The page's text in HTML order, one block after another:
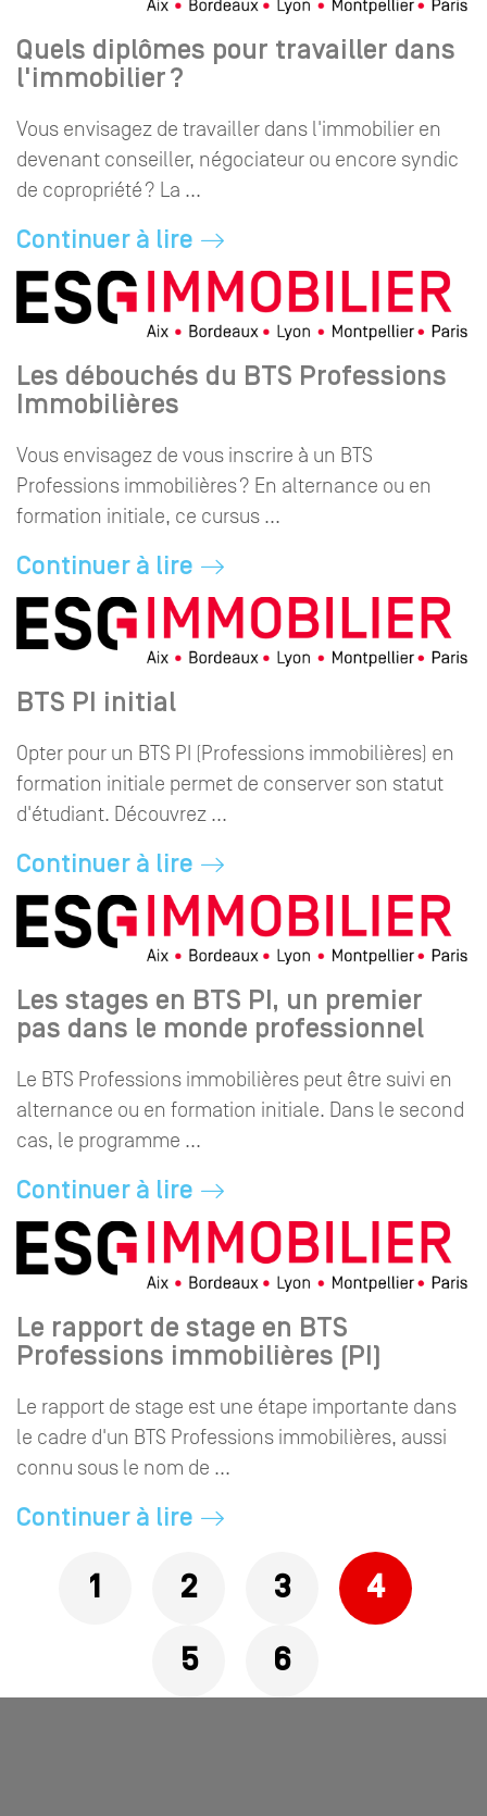
Quels diplômes pour travailler dans
l'immobilier ?
Vous envisagez de travailler dans l'immobilier en
devenant conseiller, négociateur ou encore syndic
de copropriété ? La ...
Continuer à lire
Les débouchés du BTS Professions
Immobilières
Vous envisagez de vous inscrire à un BTS
Professions immobilières ? En alternance ou en
formation initiale, ce cursus ...
Continuer à lire
BTS PI initial
Opter pour un BTS PI (Professions immobilières) en
formation initiale permet de conserver son statut
d'étudiant. Découvrez ...
Continuer à lire
Les stages en BTS PI, un premier
pas dans le monde professionnel
Le BTS Professions immobilières peut être suivi en
alternance ou en formation initiale. Dans le second
cas, le programme ...
Continuer à lire
Le rapport de stage en BTS
Professions immobilières (PI)
Le rapport de stage est une étape importante dans
le cadre d'un BTS Professions immobilières, aussi
connu sous le nom de ...
Continuer à lire
Pages
1 2 3
4
5
6